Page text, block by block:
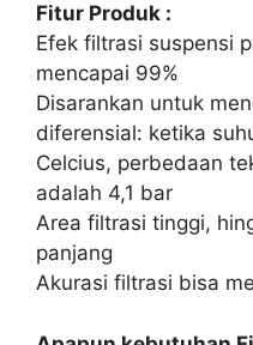
Fitur Produk :
Efek filtrasi suspensi
mencapai 99%
Disarankan untuk
diferensial: ketika
Celcius, perbedaan
adalah 4,1 bar
Area filtrasi tinggi,
panjang
Akurasi filtrasi bisa